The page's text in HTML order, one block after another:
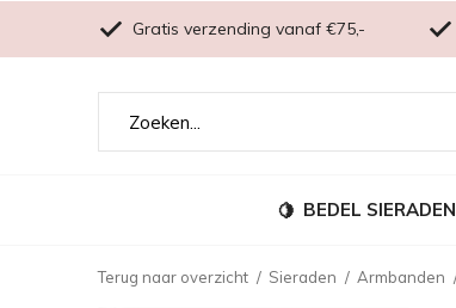
BEDEL SIERADEN
Gratis verzending vanaf €75,-
Terug naar overzicht Sieraden Armbanden